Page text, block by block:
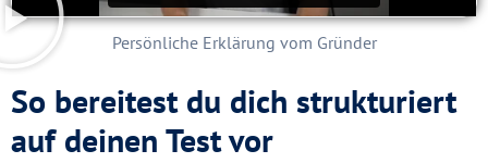
Persönliche Erklärung vom Gründer
So bereitest du dich strukturiert
auf deinen Test vor